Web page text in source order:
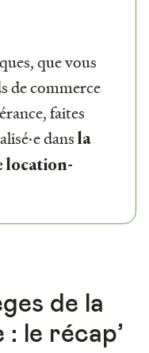
que vous
de commerce
faites
dans la
location-
de la
le récap’